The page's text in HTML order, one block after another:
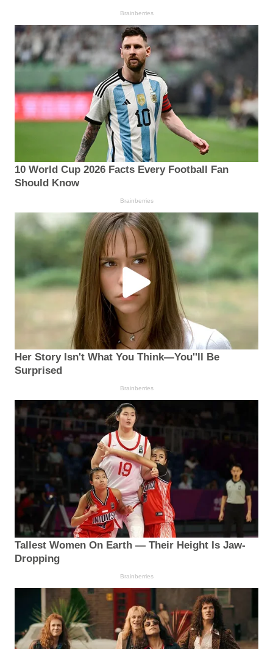
Brainberries
10 World Cup 2026 Facts Every Football Fan
Should Know
Brainberries
Her Story Isn't What You Think—You''ll Be
Surprised
Brainberries
Tallest Women On Earth — Their Height Is Jaw-
Dropping
Brainberries